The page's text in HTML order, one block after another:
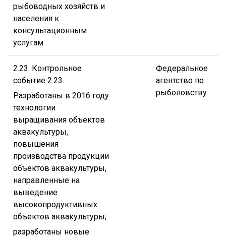
рыбоводных хозяйств и
населения к
консультационным
услугам
2.23. Контрольное
событие 2.23.
Разработаны в 2016 году
технологии
выращивания объектов
аквакультуры,
повышения
производства продукции
объектов аквакультуры,
направленные на
выведение
высокопродуктивных
объектов аквакультуры;
разработаны новые
Федеральное
агентство по
рыболовству